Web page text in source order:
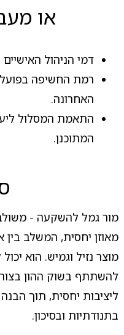
או
דמי הניהול
רמת החשיפה
האחרונה.
התאמת המסלול
המתוכנן.
מור גמל להשקעה -
מאוזן יחסית, המשלב בין
מוצר נזיל וגמיש. הוא
להשתתף בשוק ההון
ליציבות יחסית, תוך
בתנודתיות ובסיכון.